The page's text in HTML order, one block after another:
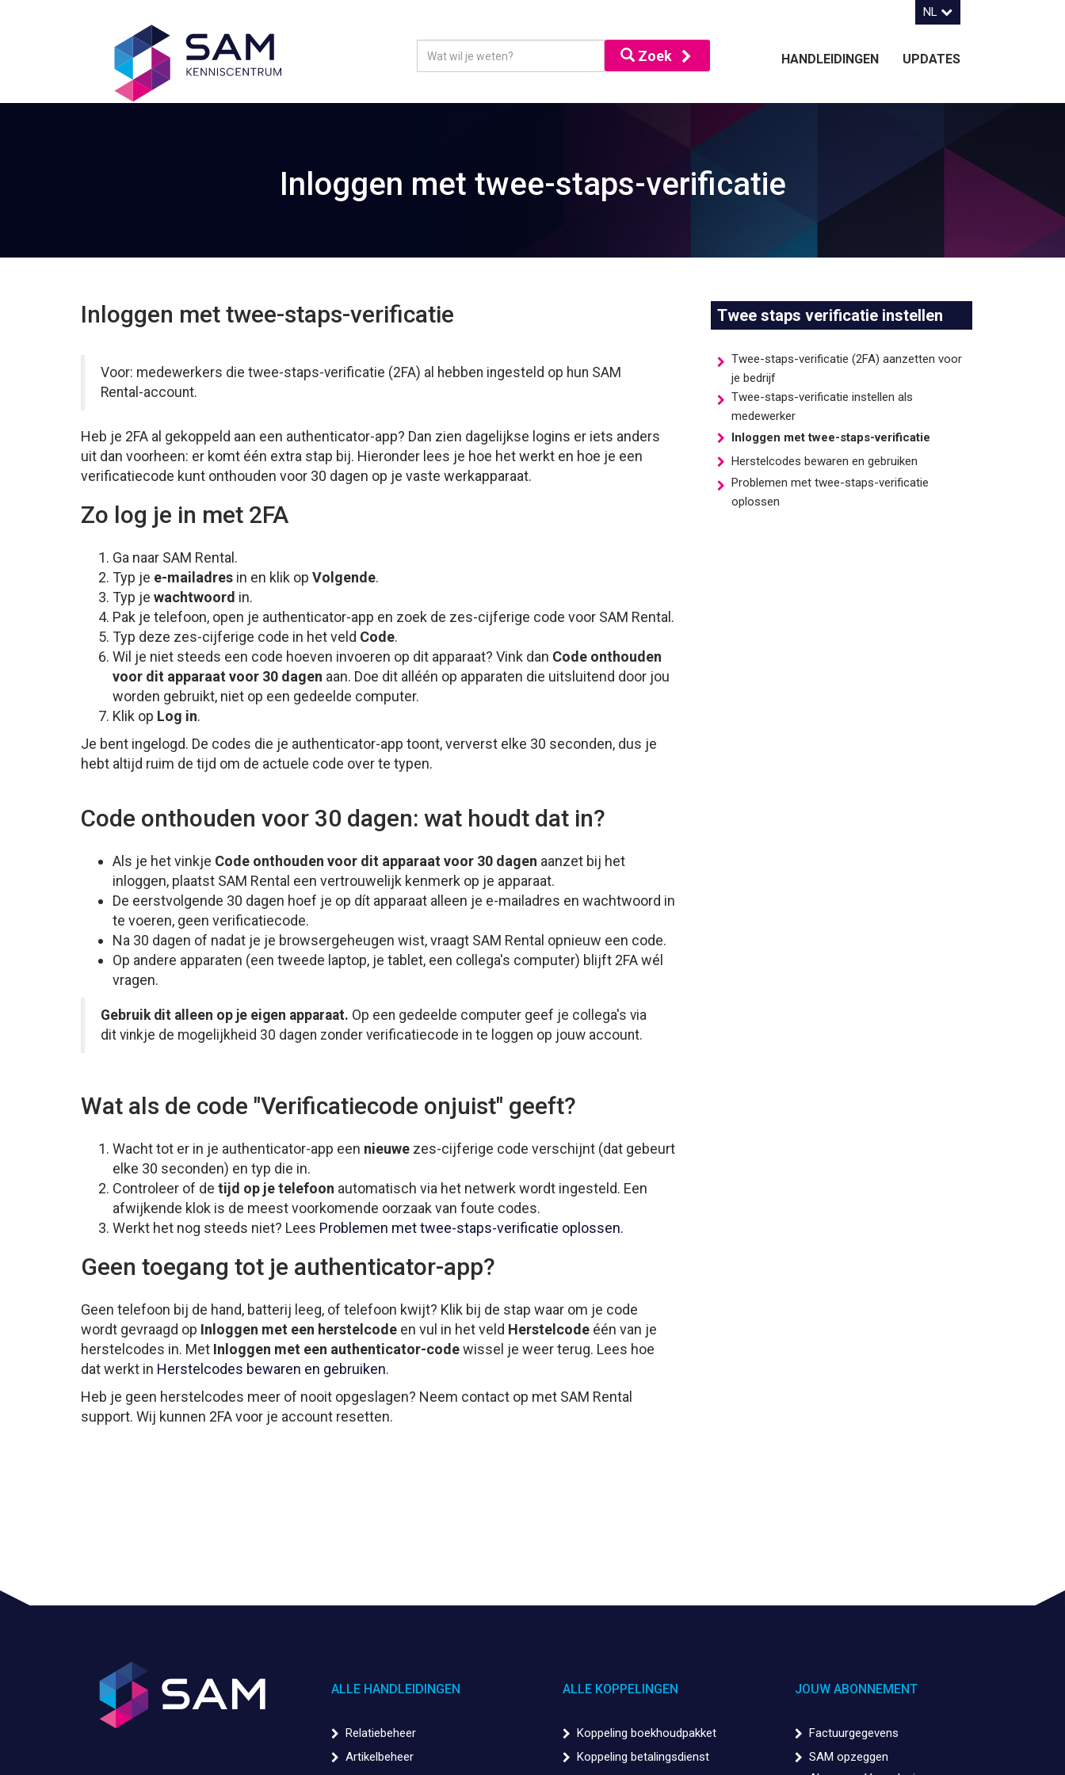
NL
Zoek HANDLEIDINGEN UPDATES
Inloggen met twee-staps-verificatie
Inloggen met twee-staps-verificatie
Voor: medewerkers die twee-staps-verificatie (2FA) al hebben ingesteld op hun SAM
Rental-account.
Heb je 2FA al gekoppeld aan een authenticator-app? Dan zien dagelijkse logins er iets anders
uit dan voorheen: er komt één extra stap bij. Hieronder lees je hoe het werkt en hoe je een
verificatiecode kunt onthouden voor 30 dagen op je vaste werkapparaat.
Zo log je in met 2FA
Ga naar SAM Rental.
Typ je e-mailadres in en klik op Volgende.
Typ je wachtwoord in.
Pak je telefoon, open je authenticator-app en zoek de zes-cijferige code voor SAM Rental.
Typ deze zes-cijferige code in het veld Code.
Wil je niet steeds een code hoeven invoeren op dit apparaat? Vink dan Code onthouden
voor dit apparaat voor 30 dagen aan. Doe dit alléén op apparaten die uitsluitend door jou
worden gebruikt, niet op een gedeelde computer.
Klik op Log in.
Je bent ingelogd. De codes die je authenticator-app toont, ververst elke 30 seconden, dus je
hebt altijd ruim de tijd om de actuele code over te typen.
Code onthouden voor 30 dagen: wat houdt dat in?
Als je het vinkje Code onthouden voor dit apparaat voor 30 dagen aanzet bij het
inloggen, plaatst SAM Rental een vertrouwelijk kenmerk op je apparaat.
De eerstvolgende 30 dagen hoef je op dít apparaat alleen je e-mailadres en wachtwoord in
te voeren, geen verificatiecode.
Na 30 dagen of nadat je je browsergeheugen wist, vraagt SAM Rental opnieuw een code.
Op andere apparaten (een tweede laptop, je tablet, een collega's computer) blijft 2FA wél
vragen.
Gebruik dit alleen op je eigen apparaat. Op een gedeelde computer geef je collega's via
dit vinkje de mogelijkheid 30 dagen zonder verificatiecode in te loggen op jouw account.
Wat als de code "Verificatiecode onjuist" geeft?
Wacht tot er in je authenticator-app een nieuwe zes-cijferige code verschijnt (dat gebeurt
elke 30 seconden) en typ die in.
Controleer of de tijd op je telefoon automatisch via het netwerk wordt ingesteld. Een
afwijkende klok is de meest voorkomende oorzaak van foute codes.
Werkt het nog steeds niet? Lees Problemen met twee-staps-verificatie oplossen.
Geen toegang tot je authenticator-app?
Geen telefoon bij de hand, batterij leeg, of telefoon kwijt? Klik bij de stap waar om je code
wordt gevraagd op Inloggen met een herstelcode en vul in het veld Herstelcode één van je
herstelcodes in. Met Inloggen met een authenticator-codewissel je weer terug. Lees hoe
dat werkt in Herstelcodes bewaren en gebruiken.
Heb je geen herstelcodes meer of nooit opgeslagen? Neem contact op met SAM Rental
support. Wij kunnen 2FA voor je account resetten.
Twee staps verificatie instellen
Twee-staps-verificatie (2FA) aanzetten voor
je bedrijf
Twee-staps-verificatie instellen als
medewerker
Inloggen met twee-staps-verificatie
Herstelcodes bewaren en gebruiken
Problemen met twee-staps-verificatie
oplossen
ALLE HANDLEIDINGEN
Relatiebeheer
Artikelbeheer
ALLE KOPPELINGEN
Koppeling boekhoudpakket
Koppeling betalingsdienst
JOUW ABONNEMENT
Factuurgegevens
SAM opzeggen